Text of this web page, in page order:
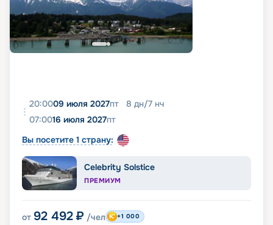
20:0009 июля 2027пт 8 дн/7 нч
07:0016 июля 2027пт
Вы посетите 1 страну:
Celebrity Solstice
ПРЕМИУМ
от 92 492 ₽ /чел +1 000